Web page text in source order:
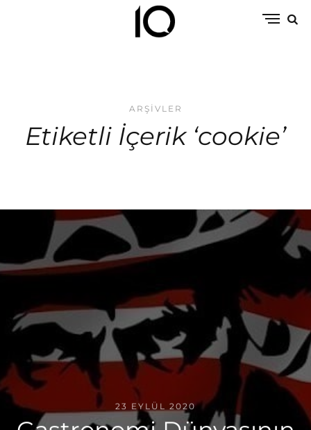
ARŞIVLER
Etiketli İçerik ‘cookie’
23 EYLÜL 2020